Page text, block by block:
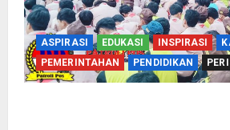
ASPIRASI EDUKASI INSPIRASI
PEMERINTAHAN
PENDIDIKAN